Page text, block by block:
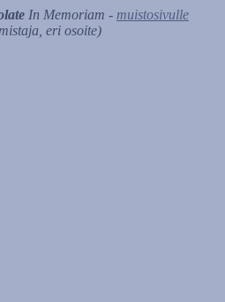
In Memoriam - muistosivulle
eri osoite)